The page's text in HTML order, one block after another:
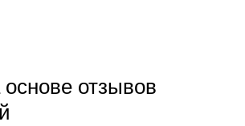
отзывов